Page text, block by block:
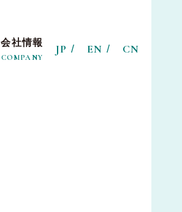
会社情報
COMPANY
JP EN CN